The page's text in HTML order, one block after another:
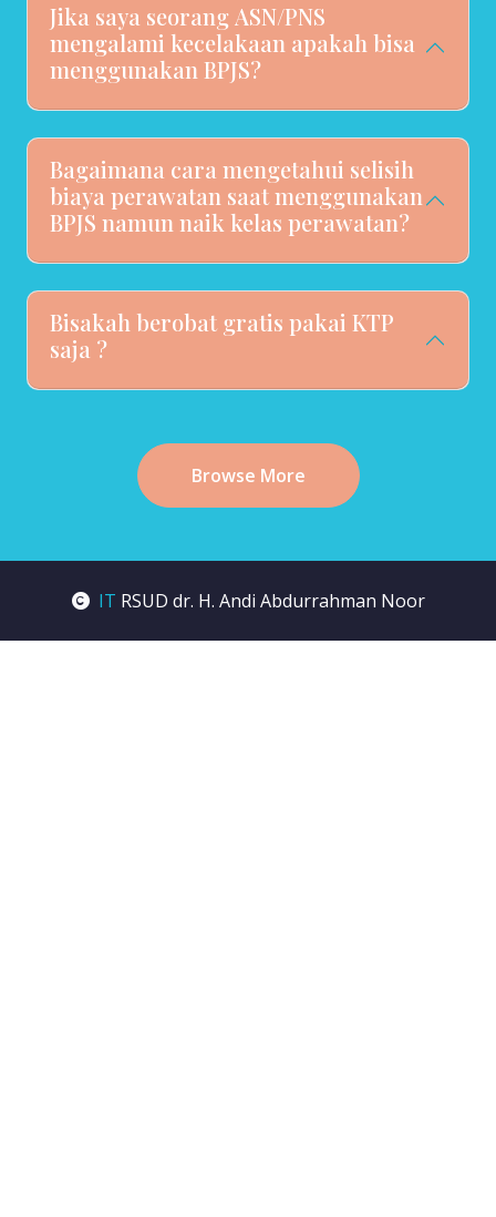
Jika saya seorang ASN/PNS
mengalami kecelakaan apakah bisa
menggunakan BPJS?
Bagaimana cara mengetahui selisih
biaya perawatan saat menggunakan
BPJS namun naik kelas perawatan?
Bisakah berobat gratis pakai KTP
saja ?
Browse More
IT RSUD dr. H. Andi Abdurrahman Noor